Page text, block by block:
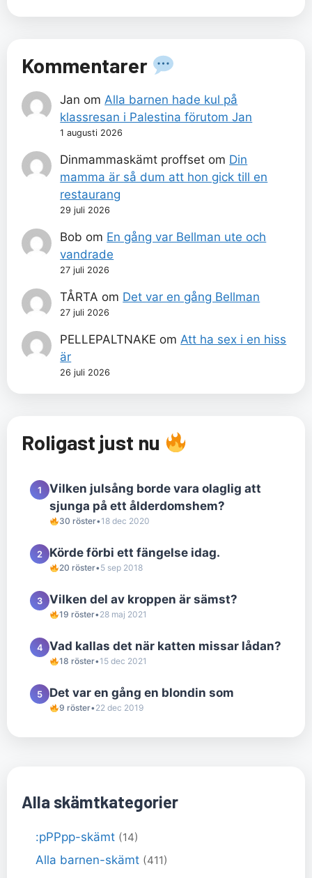
Kommentarer
Jan om Alla barnen hade kul på
klassresan i Palestina förutom Jan
1 augusti 2026
Dinmammaskämt proffset om Din
mamma är så dum att hon gick till en
restaurang
29 juli 2026
Bob om En gång var Bellman ute och
vandrade
27 juli 2026
TÅRTA om Det var en gång Bellman
27 juli 2026
PELLEPALTNAKE om Att ha sex i en hiss
är
26 juli 2026
Roligast just nu
1
Vilken julsång borde vara olaglig att
sjunga på ett ålderdomshem?
30 röster•18 dec 2020
2 Körde förbi ett fängelse idag.
20 röster•5 sep 2018
3 Vilken del av kroppen är sämst?
19 röster•28 maj 2021
4 Vad kallas det när katten missar lådan?
18 röster•15 dec 2021
5 Det var en gång en blondin som
9 röster•22 dec 2019
Alla skämtkategorier
:pPPpp-skämt (14)
Alla barnen-skämt (411)